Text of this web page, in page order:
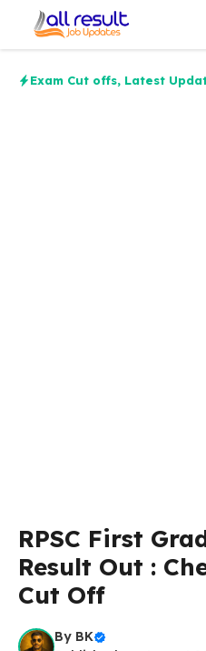
content
Exam Cut offs, Latest
RPSC First
Result Out :
Cut Off
By BK